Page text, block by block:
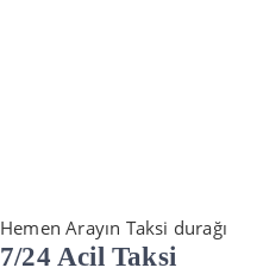
Hemen Arayın Taksi durağı
7/24 Acil Taksi